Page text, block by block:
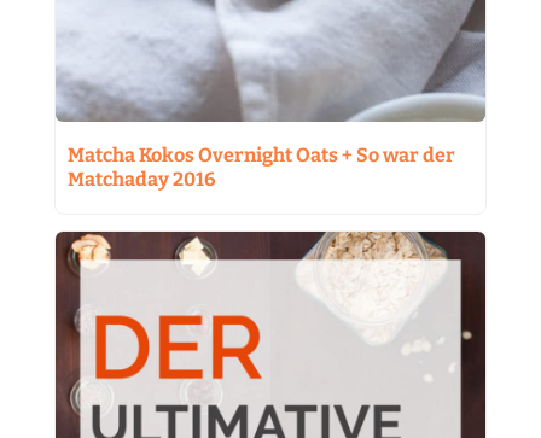
Matcha Kokos Overnight Oats + So war der
Matchaday 2016